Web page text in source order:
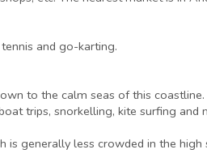
and go-karting.
to the calm seas of this
trips, snorkelling, kite surfing and
is generally less crowded in the high